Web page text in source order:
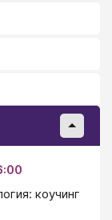
коучинг